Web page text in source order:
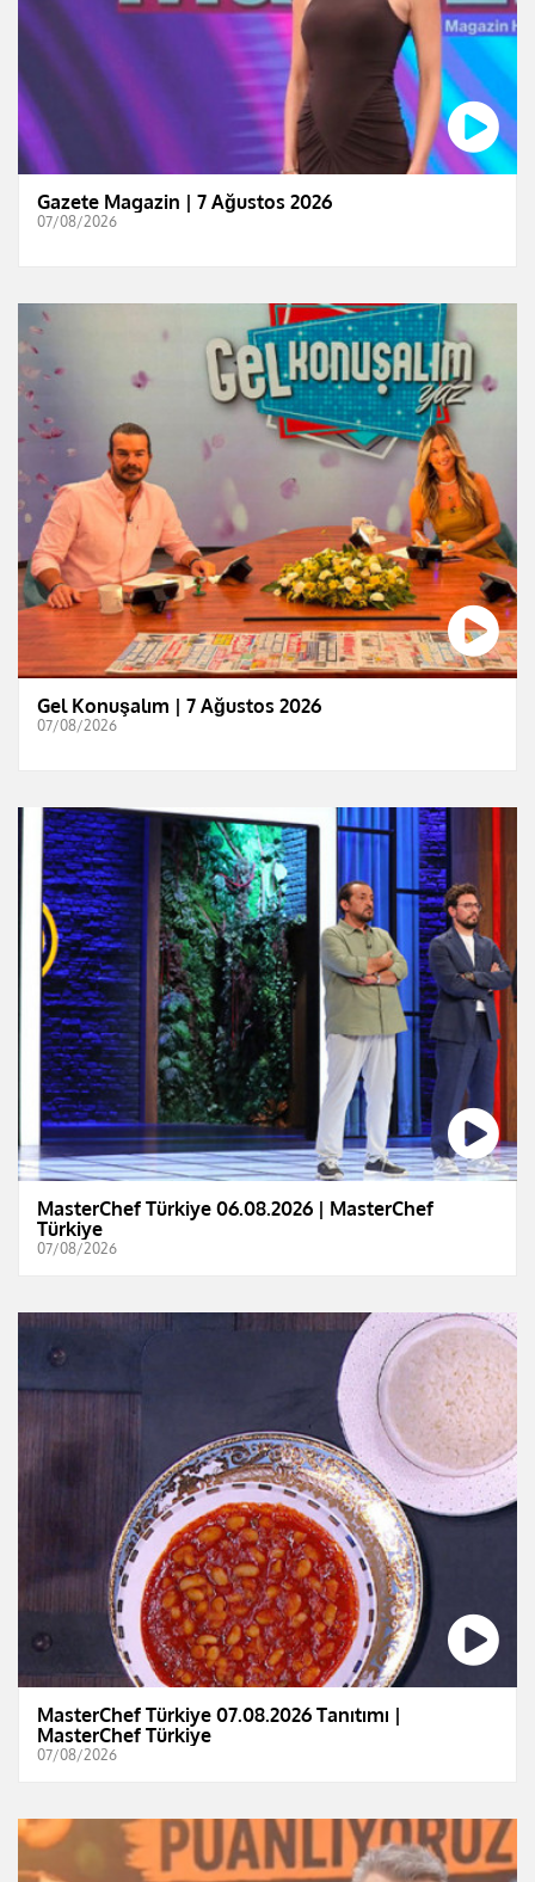
Gazete Magazin | 7 Ağustos 2026
07/08/2026
Gel Konuşalım | 7 Ağustos 2026
07/08/2026
MasterChef Türkiye 06.08.2026 | MasterChef
Türkiye
07/08/2026
MasterChef Türkiye 07.08.2026 Tanıtımı |
MasterChef Türkiye
07/08/2026